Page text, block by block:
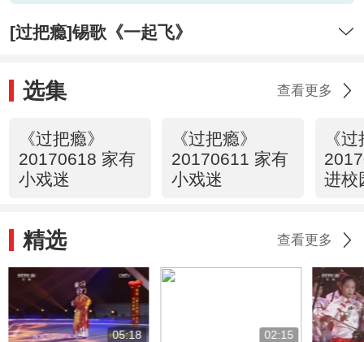
[过把瘾]锡歌《一起飞》
选集 查看更多
《过把瘾》
20170618 家有
小戏迷
《过把瘾》
20170611 家有
小戏迷
《
进校
精选 查看更多
05:18 02:15